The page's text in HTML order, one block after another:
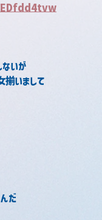
いが
揃いまして
だ